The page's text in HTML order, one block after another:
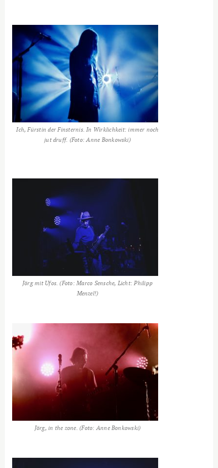
Ich, Fürstin der Finsternis. In Wirklichkeit: immer noch
jut druff. (Foto: Anne Bonkowski)
Jörg mit Ufos. (Foto: Marco Sensche, Licht: Philipp
Menzel!)
Jörg, in the zone. (Foto: Anne Bonkowski)